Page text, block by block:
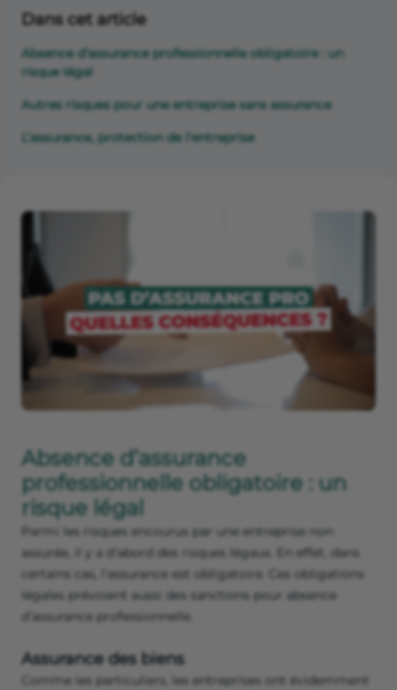
Dans cet article
Absence d’assurance professionnelle obligatoire : un
risque légal
Autres risques pour une entreprise sans assurance
L’assurance, protection de l’entreprise
Absence d’assurance
professionnelle obligatoire : un
risque légal
Parmi les risques encourus par une entreprise non
assurée, il y a d’abord des risques légaux. En effet, dans
certains cas, l’assurance est obligatoire. Ces obligations
légales prévoient aussi des sanctions pour absence
d’assurance professionnelle.
Assurance des biens
Comme les particuliers, les entreprises ont évidemment